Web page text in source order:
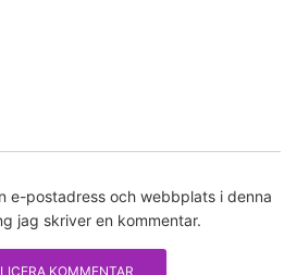
e-postadress och webbplats i denna
jag skriver en kommentar.